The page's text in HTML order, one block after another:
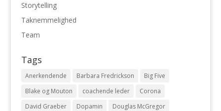
Storytelling
Taknemmelighed
Team
Tags
Anerkendende Barbara Fredrickson
Big Five
Blake og Mouton
coachende leder
Corona
David Graeber
Dopamin
Douglas McGregor